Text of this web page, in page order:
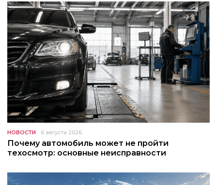
НОВОСТИ 6 августа 2026
Почему автомобиль может не пройти
техосмотр: основные неисправности